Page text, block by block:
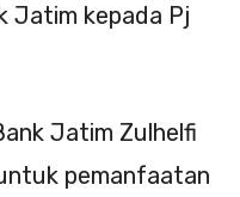
Jatim kepada Pj
Jatim Zulhelfi
pemanfaatan